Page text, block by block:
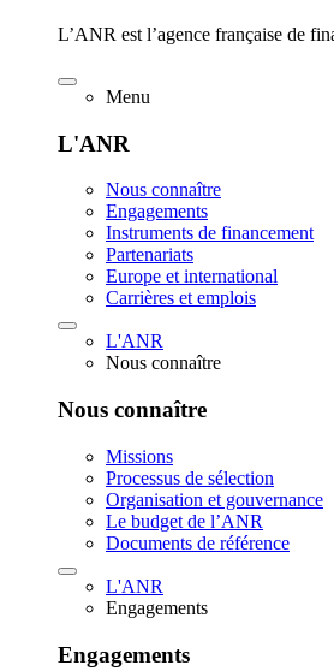
L’ANR est l’agence française de
Menu
L'ANR
Nous connaître
Engagements
Instruments de financement
Partenariats
Europe et international
Carrières et emplois
L'ANR
Nous connaître
Nous connaître
Missions
Processus de sélection
Organisation et gouvernance
Le budget de l’ANR
Documents de référence
L'ANR
Engagements
Engagements